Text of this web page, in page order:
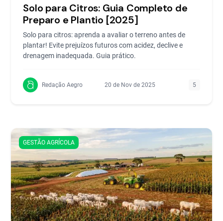
Solo para Citros: Guia Completo de
Preparo e Plantio [2025]
Solo para citros: aprenda a avaliar o terreno antes de
plantar! Evite prejuízos futuros com acidez, declive e
drenagem inadequada. Guia prático.
Redação Aegro 20 de Nov de 2025 5
GESTÃO AGRÍCOLA